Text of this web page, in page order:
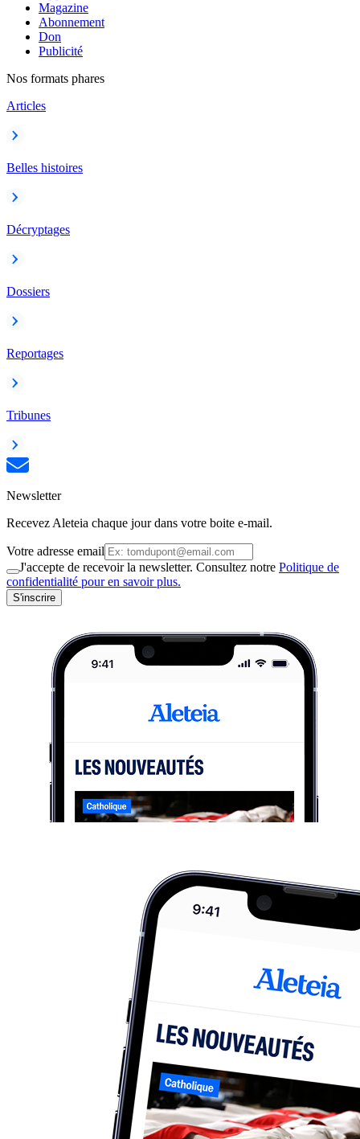
Magazine
Abonnement
Don
Publicité
Nos formats phares
Articles
Belles histoires
Décryptages
Dossiers
Reportages
Tribunes
Newsletter
Recevez Aleteia chaque jour dans votre boite e-mail.
Votre adresse email
J'accepte de recevoir la newsletter. Consultez notre Politique de
confidentialité pour en savoir plus.
S'inscrire